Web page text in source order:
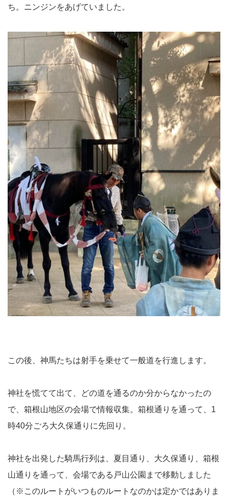
ち。ニンジンをあげていました。
この後、神馬たちは射手を乗せて一般道を行進します。
神社を慌てて出て、どの道を通るのか分からなかったの
で、箱根山地区の会場で情報収集。箱根通りを通って、1
時40分ごろ大久保通りに先回り。
神社を出発した騎馬行列は、夏目通り、大久保通り、箱根
山通りを通って、会場である戸山公園まで移動しました
（※このルートがいつものルートなのかは定かではありま